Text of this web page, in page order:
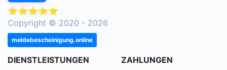
⭐⭐⭐⭐⭐
Copyright © 2020 - 2026
meldebescheinigung.online
DIENSTLEISTUNGEN
ZAHLUNGEN